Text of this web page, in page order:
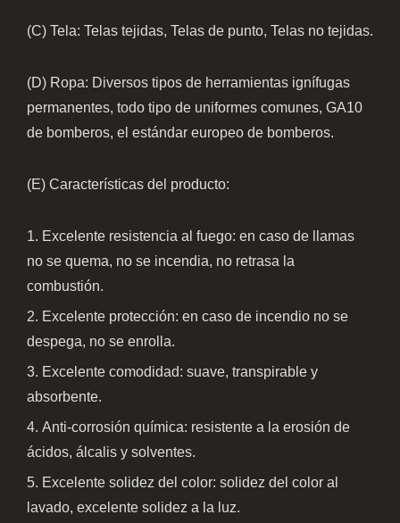
(C) Tela: Telas tejidas, Telas de punto, Telas no tejidas.
(D) Ropa: Diversos tipos de herramientas ignífugas
permanentes, todo tipo de uniformes comunes, GA10
de bomberos, el estándar europeo de bomberos.
(E) Características del producto:
Excelente resistencia al fuego: en caso de llamas
no se quema, no se incendia, no retrasa la
combustión.
Excelente protección: en caso de incendio no se
despega, no se enrolla.
Excelente comodidad: suave, transpirable y
absorbente.
Anti-corrosión química: resistente a la erosión de
ácidos, álcalis y solventes.
Excelente solidez del color: solidez del color al
lavado, excelente solidez a la luz.